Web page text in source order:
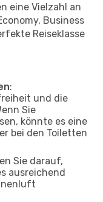
eine Vielzahl an
Business
Reiseklasse
:
und die
Sie
könnte es eine
bei den Toiletten
Sie darauf,
ausreichend